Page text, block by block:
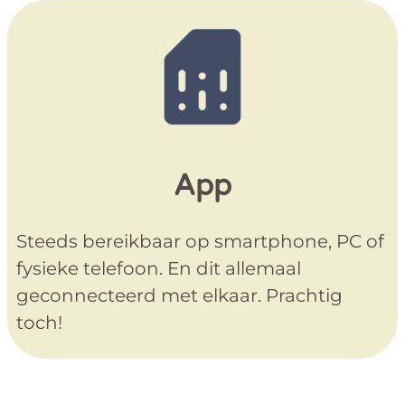
App
Steeds bereikbaar op smartphone, PC of
fysieke telefoon. En dit allemaal
geconnecteerd met elkaar. Prachtig
toch!